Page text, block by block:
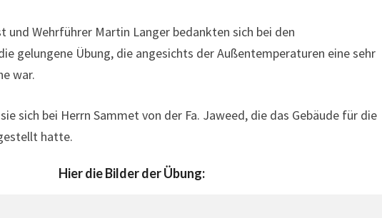
und Wehrführer Martin Langer bedankten sich bei den
gelungene Übung, die angesichts der Außentemperaturen eine sehr
war.
sich bei Herrn Sammet von der Fa. Jaweed, die das Gebäude für die
hatte.
Hier die Bilder der Übung: